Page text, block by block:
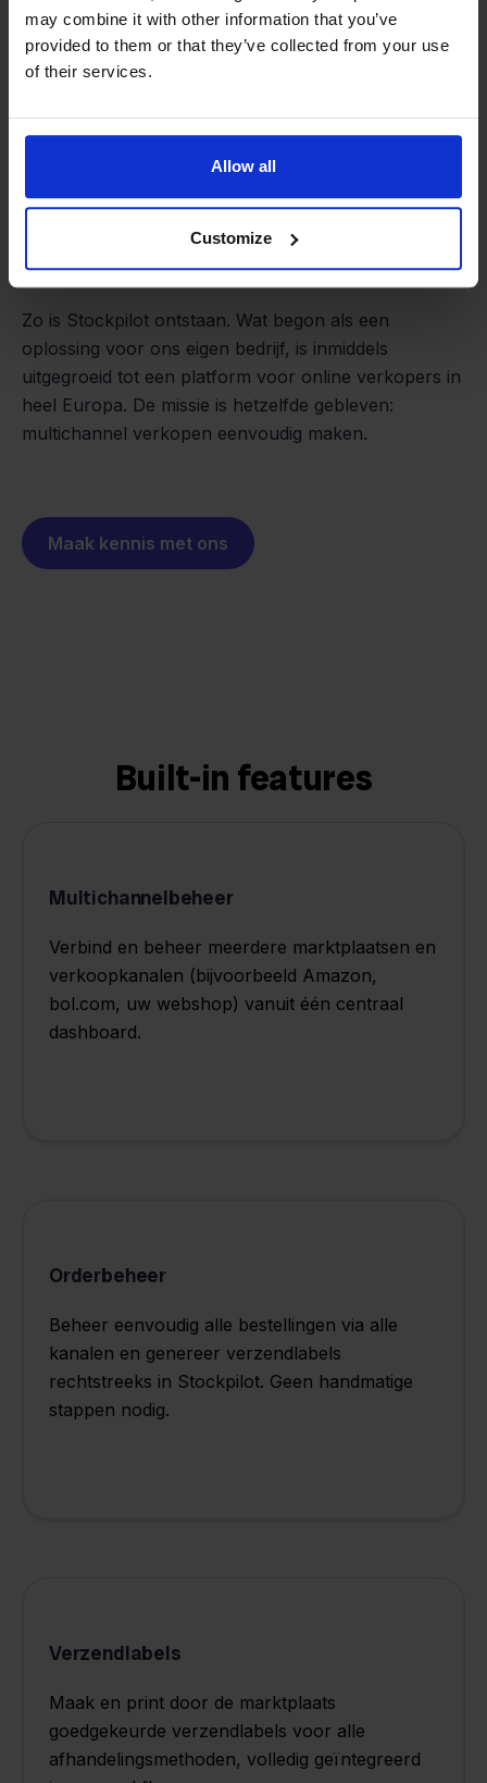
may combine it with other information that you’ve
provided to them or that they’ve collected from your use
of their services.
Allow all
Customize
We groeien gecontroleerd, zonder
- Sander, Founder
Van retailer naar
softwarebouwer
Zo is Stockpilot ontstaan. Wat begon als een
oplossing voor ons eigen bedrijf, is inmiddels
uitgegroeid tot een platform voor online verkopers in
heel Europa. De missie is hetzelfde gebleven:
multichannel verkopen eenvoudig maken.
Maak kennis met ons
Built-in features
Multichannelbeheer
Verbind en beheer meerdere marktplaatsen en
verkoopkanalen (bijvoorbeeld Amazon,
bol.com, uw webshop) vanuit één centraal
dashboard.
Orderbeheer
Beheer eenvoudig alle bestellingen via alle
kanalen en genereer verzendlabels
rechtstreeks in Stockpilot. Geen handmatige
stappen nodig.
Verzendlabels
Maak en print door de marktplaats
goedgekeurde verzendlabels voor alle
afhandelingsmethoden, volledig geïntegreerd